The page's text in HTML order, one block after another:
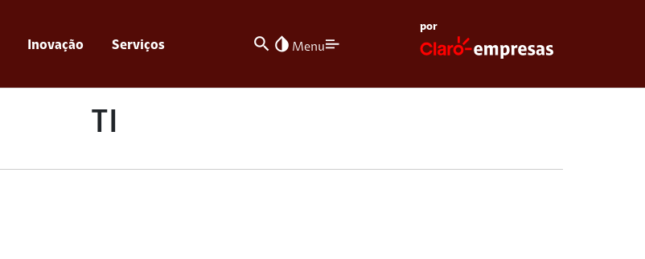
Inovação Serviços search invert_colors Menu
por
TI